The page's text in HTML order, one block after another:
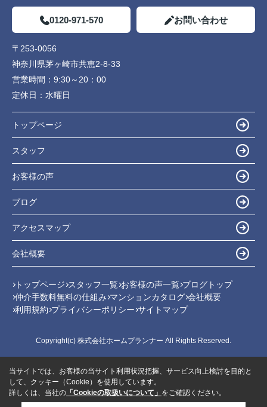
0120-971-570 お問い合わせ
〒253-0056
神奈川県茅ヶ崎市共恵2-8-33
営業時間： 9:30～20：00
定休日： 水曜日
トップページ
スタッフ
お客様の声
ブログ
アクセスマップ
会社概要
トップページ スタッフ一覧 お客様の声一覧 ブログトップ
仲介手数料無料の仕組み マンションカタログ 会社概要
利用規約 プライバシーポリシー サイトマップ
Copyright(c) 株式会社ホームプランナー All Rights Reserved.
当サイトでは、お客様の当サイト利用状況把握、サービス向上検討を目的と
して、クッキー（Cookie）を使用しています。
詳しくは、当社の 「Cookieの取扱いについて」 をご確認ください。